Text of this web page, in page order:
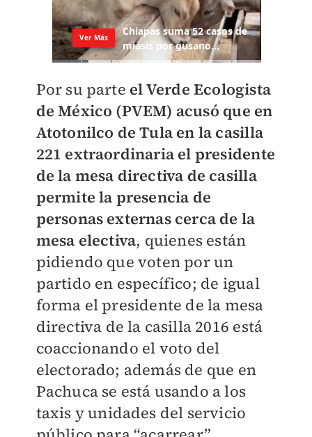
Por su parte el Verde Ecologista
de México (PVEM) acusó que en
Atotonilco de Tula en la casilla
221 extraordinaria el presidente
de la mesa directiva de casilla
permite la presencia de
personas externas cerca de la
mesa electiva, quienes están
pidiendo que voten por un
partido en específico; de igual
forma el presidente de la mesa
directiva de la casilla 2016 está
coaccionando el voto del
electorado; además de que en
Pachuca se está usando a los
taxis y unidades del servicio